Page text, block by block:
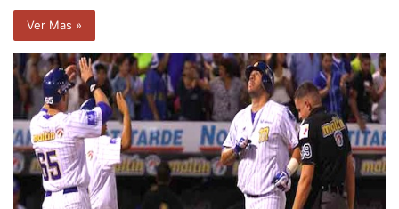
Ver Mas »